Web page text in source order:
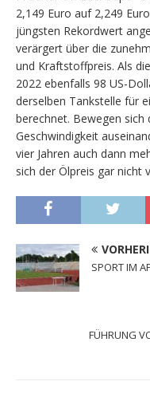
2,149 Euro auf 2,249
jüngsten Rekordwert
verärgert über die
und Kraftstoffpreis. Als
2022 ebenfalls 98 US-
derselben Tankstelle für
berechnet. Bewegen sich
Geschwindigkeit
vier Jahren auch dann
sich der Ölpreis gar nicht
SPORT IM
FÜHRUNG